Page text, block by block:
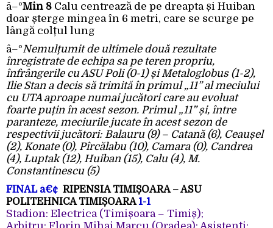
â–ºMin 8 Calu centrează de pe dreapta și Huiban
doar șterge mingea în 6 metri, care se scurge pe
lângă colțul lung
â–ºNemulțumit de ultimele două rezultate
înregistrate de echipa sa pe teren propriu,
înfrângerile cu ASU Poli (0-1) și Metaloglobus (1-2),
Ilie Stan a decis să trimită în primul „11” al meciului
cu UTA aproape numai jucători care au evoluat
foarte puțin în acest sezon. Primul „11” și, între
paranteze, meciurile jucate în acest sezon de
respectivii jucători: Balauru (9) – Catană (6), Ceaușel
(2), Konate (0), Pîrcălabu (10), Camara (0), Candrea
(4), Luptak (12), Huiban (15), Calu (4), M.
Constantinescu (5)
FINAL â€¢ RIPENSIA TIMIȘOARA – ASU
POLITEHNICA TIMIȘOARA1-1
Stadion: Electrica (Timișoara – Timiș);